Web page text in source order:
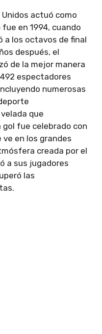
actuó como
en 1994, cuando
a los octavos de final
después, el
de la mejor manera
espectadores
numerosas
que
fue celebrado con
en los grandes
creada por el
a sus jugadores
las